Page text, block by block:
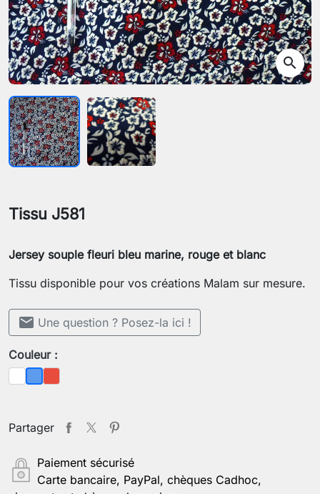
search
Tissu J581
Jersey souple fleuri bleu marine, rouge et blanc
Tissu disponible pour vos créations Malam sur mesure.
mail Une question ? Posez-la ici !
Couleur :
BlancBleuRouge
Partager
Paiement sécurisé
Carte bancaire, PayPal, chèques Cadhoc,